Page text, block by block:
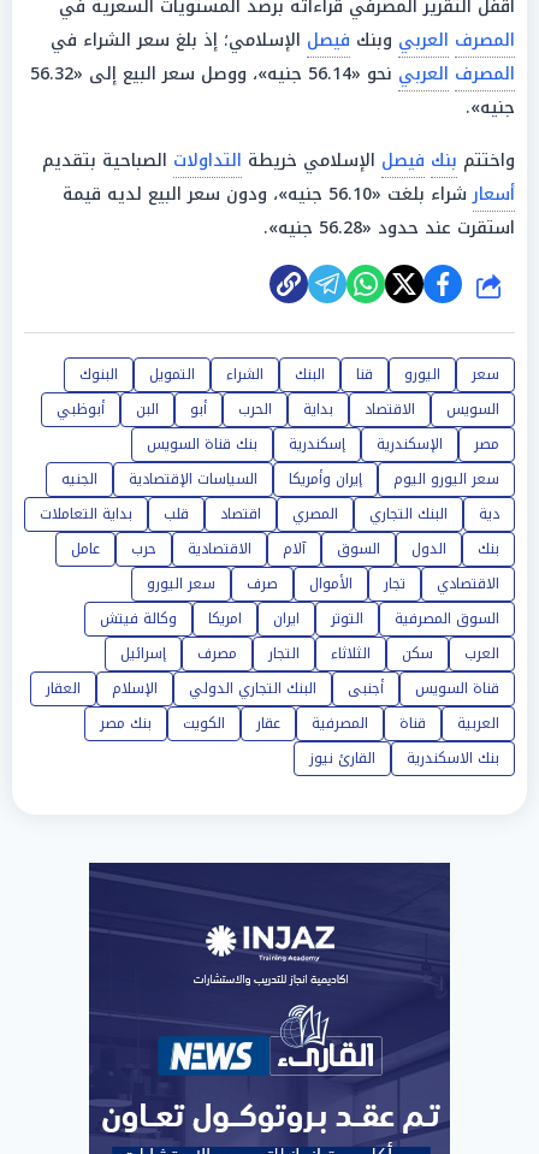
أقفل التقرير المصرفي قراءاته برصد المستويات السعرية في
المصرف العربي وبنك فيصل الإسلامي؛ إذ بلغ سعر الشراء في
المصرف العربي
نحو «56.14 جنيه»، ووصل سعر البيع إلى «56.32
جنيه».
واختتم بنك فيصل الإسلامي خريطة التداولات الصباحية بتقديم
أسعار
شراء بلغت «56.10 جنيه»، ودون سعر البيع لديه قيمة
استقرت عند حدود «56.28 جنيه».
شارك
سعر اليورو قنا البنك الشراء التمويل
البنوك
السويس
الاقتصاد بداية الحرب أبو البن
أبوظبي
مصر
الإسكندرية إسكندرية
بنك قناة السويس
سعر اليورو اليوم
إيران وأمريكا السياسات الإقتصادية
الجنيه
دية
البنك التجاري المصري اقتصاد قلب
بداية التعاملات
بنك
الدول السوق آلام الاقتصادية حرب
عامل
الاقتصادي
تجار الأموال صرف
سعر اليورو
السوق المصرفية
التوتر ايران امريكا
وكالة فيتش
العرب
سكن الثلاثاء التجار مصرف
إسرائيل
قناة السويس
أجنبى البنك التجاري الدولي الإسلام
العقار
العربية
قناة المصرفية عقار الكويت
بنك مصر
بنك الاسكندرية
القارئ نيوز